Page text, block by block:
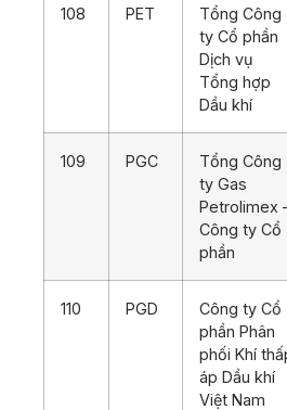
108 PET
Tổng Công
ty Cổ phần
Dịch vụ
Tổng hợp
Dầu khí
109 PGC
Tổng Công
ty Gas
Petrolimex
Công ty Cổ
phần
110 PGD
Công ty Cổ
phần Phân
phối Khí
áp Dầu khí
Việt Nam